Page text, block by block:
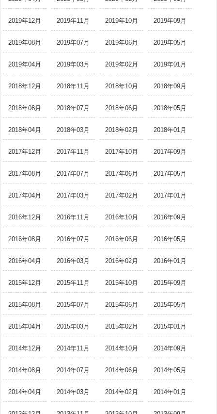
2019年12月 2019年11月 2019年10月 2019年09月
2019年08月 2019年07月 2019年06月 2019年05月
2019年04月 2019年03月 2019年02月 2019年01月
2018年12月 2018年11月 2018年10月 2018年09月
2018年08月 2018年07月 2018年06月 2018年05月
2018年04月 2018年03月 2018年02月 2018年01月
2017年12月 2017年11月 2017年10月 2017年09月
2017年08月 2017年07月 2017年06月 2017年05月
2017年04月 2017年03月 2017年02月 2017年01月
2016年12月 2016年11月 2016年10月 2016年09月
2016年08月 2016年07月 2016年06月 2016年05月
2016年04月 2016年03月 2016年02月 2016年01月
2015年12月 2015年11月 2015年10月 2015年09月
2015年08月 2015年07月 2015年06月 2015年05月
2015年04月 2015年03月 2015年02月 2015年01月
2014年12月 2014年11月 2014年10月 2014年09月
2014年08月 2014年07月 2014年06月 2014年05月
2014年04月 2014年03月 2014年02月 2014年01月